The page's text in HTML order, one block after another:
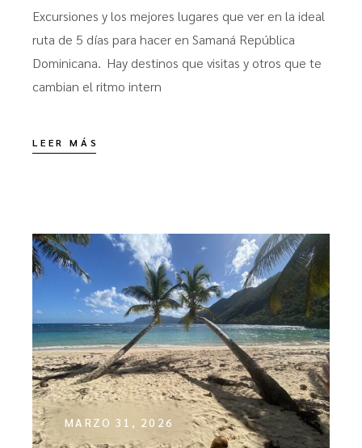
Excursiones y los mejores lugares que ver en la ideal
ruta de 5 días para hacer en Samaná República
Dominicana. Hay destinos que visitas y otros que te
cambian el ritmo intern
LEER MÁS
MARZO 31, 2026